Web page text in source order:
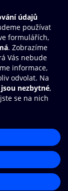
e-knihy a
pohodlněji.